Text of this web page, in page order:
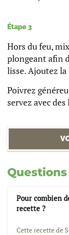
Étape 3
Hors du feu,
plongeant afin
lisse. Ajoutez la
Poivrez
servez avec
Pour combien
recette ?
Cette recette de